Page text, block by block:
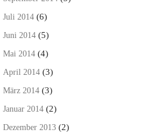
Juli 2014 (6)
Juni 2014 (5)
Mai 2014 (4)
April 2014 (3)
März 2014 (3)
Januar 2014 (2)
Dezember 2013 (2)